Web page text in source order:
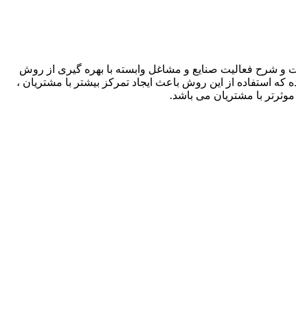
و شرح فعالیت صنایع و مشاغل وابسته با بهره گیری از روش
که استفاده از این روش باعث ایجاد تمرکز بیشتر با مشتریان ،
با مشتریان می باشد.